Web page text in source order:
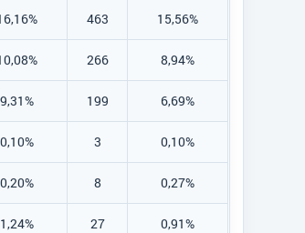
463 15,56%
266 8,94%
9,31% 199 6,69%
0,10% 3 0,10%
0,20% 8 0,27%
1,24% 27 0,91%